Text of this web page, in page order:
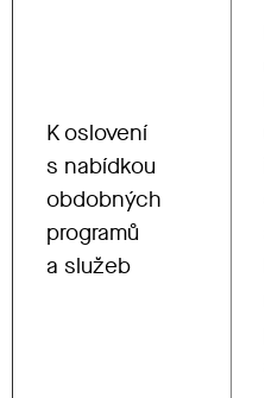
K oslovení
s nabídkou
obdobných
programů
a služeb